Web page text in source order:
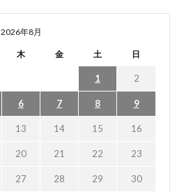
2026年8月
木 金 土 日
1 2
6 7 8 9
13 14 15 16
20 21 22 23
27 28 29 30